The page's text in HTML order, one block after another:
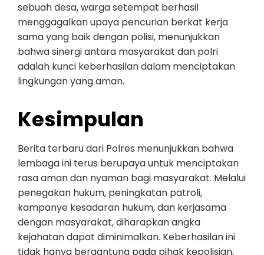
sebuah desa, warga setempat berhasil
menggagalkan upaya pencurian berkat kerja
sama yang baik dengan polisi, menunjukkan
bahwa sinergi antara masyarakat dan polri
adalah kunci keberhasilan dalam menciptakan
lingkungan yang aman.
Kesimpulan
Berita terbaru dari Polres menunjukkan bahwa
lembaga ini terus berupaya untuk menciptakan
rasa aman dan nyaman bagi masyarakat. Melalui
penegakan hukum, peningkatan patroli,
kampanye kesadaran hukum, dan kerjasama
dengan masyarakat, diharapkan angka
kejahatan dapat diminimalkan. Keberhasilan ini
tidak hanya bergantung pada pihak kepolisian,